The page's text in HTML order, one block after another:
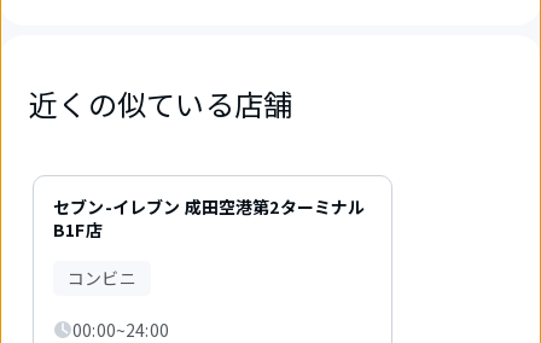
近くの似ている店舗
セブン-イレブン 成田空港第2ターミナル
B1F店
コンビニ
00:00~24:00